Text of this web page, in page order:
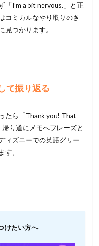
「I’m a bit nervous.」と正
コミカルなやり取りのき
見つかります。
て振り返る
たら「Thank you! That
り道にメモへフレーズと
ィズニーでの英語グリー
す。
けたい方へ